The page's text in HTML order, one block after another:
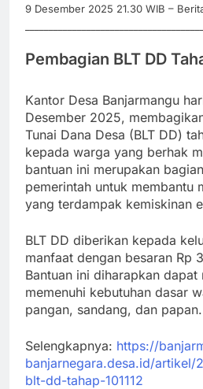
9 Desember 2025 21.30 WIB –
Pembagian BLT DD
Kantor Desa Banjarmangu
Desember 2025,
Tunai Dana Desa (BLT DD)
kepada warga yang berhak
bantuan ini merupakan
pemerintah untuk membantu
yang terdampak kemiskinan
BLT DD diberikan kepada
manfaat dengan besaran Rp
Bantuan ini diharapkan dapat
memenuhi kebutuhan dasar
pangan, sandang, dan papan.
Selengkapnya: https://
banjarnegara.desa.id/
blt-dd-tahap-101112